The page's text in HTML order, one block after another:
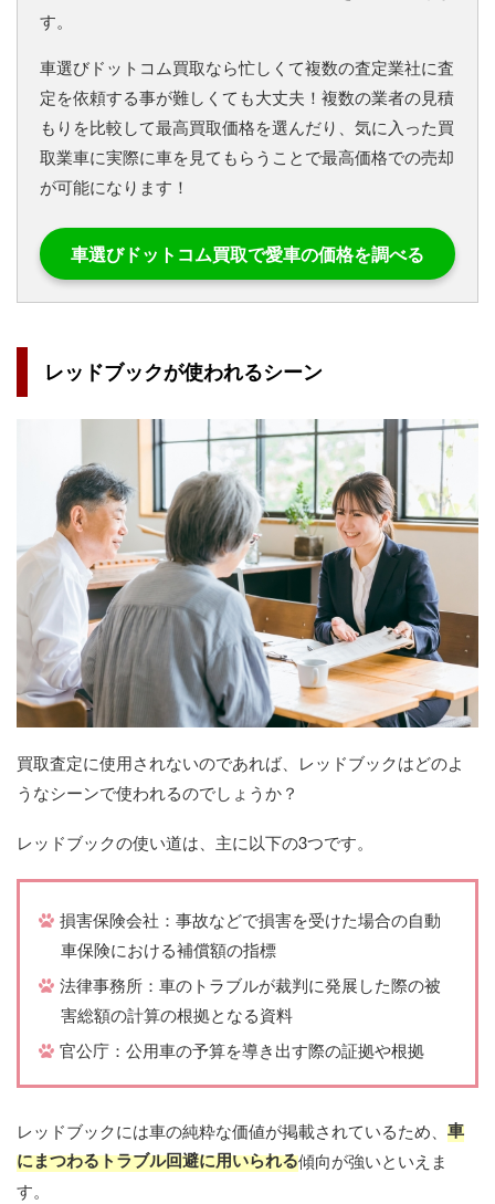
す。
車選びドットコム買取なら忙しくて複数の査定業社に査
定を依頼する事が難しくても大丈夫！複数の業者の見積
もりを比較して最高買取価格を選んだり、気に入った買
取業車に実際に車を見てもらうことで最高価格での売却
が可能になります！
車選びドットコム買取で愛車の価格を調べる
レッドブックが使われるシーン
買取査定に使用されないのであれば、レッドブックはどのよ
うなシーンで使われるのでしょうか？
レッドブックの使い道は、主に以下の3つです。
損害保険会社：事故などで損害を受けた場合の自動
車保険における補償額の指標
法律事務所：車のトラブルが裁判に発展した際の被
害総額の計算の根拠となる資料
官公庁：公用車の予算を導き出す際の証拠や根拠
レッドブックには車の純粋な価値が掲載されているため、 車
にまつわるトラブル回避に用いられる傾向が強いといえま
す。